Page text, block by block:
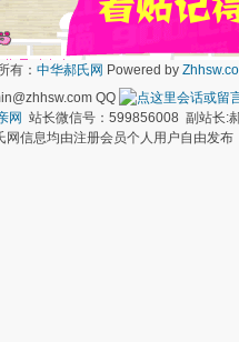
有： 中华郝氏网 Powered by
QQ
网 站长微信号：599856008 副站长:
网信息均由注册会员个人用户自由发